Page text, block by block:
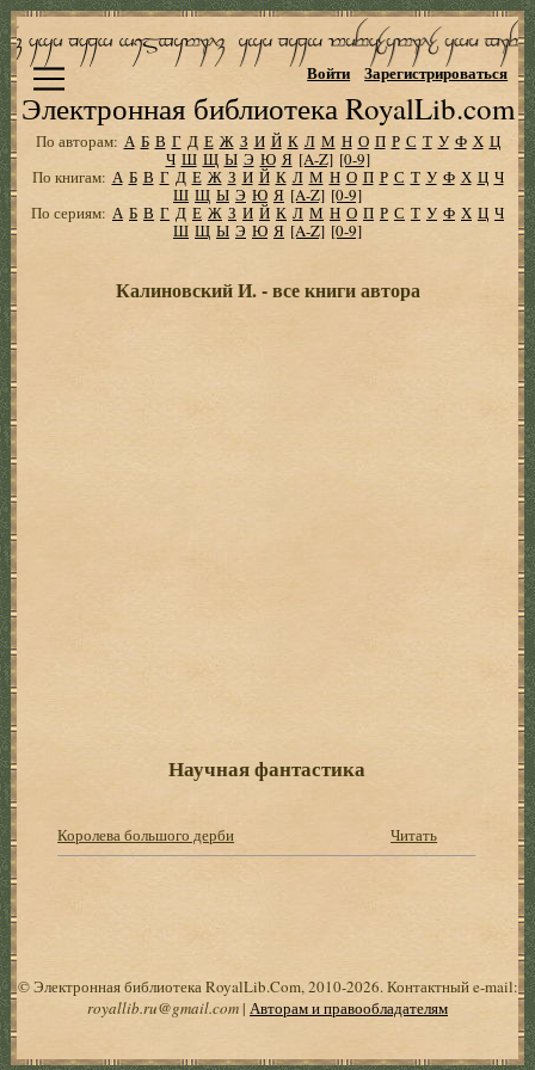
Электронная библиотека RoyalLib.com
Войти Зарегистрироваться
По авторам: А Б В Г Д Е Ж З И Й К Л М Н О П Р С Т У Ф Х Ц
Ч Ш Щ Ы Э Ю Я [A-Z] [0-9]
По книгам: А Б В Г Д Е Ж З И Й К Л М Н О П Р С Т У Ф Х Ц Ч
Ш Щ Ы Э Ю Я [A-Z] [0-9]
По сериям: А Б В Г Д Е Ж З И Й К Л М Н О П Р С Т У Ф Х Ц Ч
Ш Щ Ы Э Ю Я [A-Z] [0-9]
Калиновский И. - все книги автора
Научная фантастика
Королева большого дерби Читать
© Электронная библиотека RoyalLib.Com, 2010-2026. Контактный e-mail:
royallib.ru@gmail.com| Авторам и правообладателям